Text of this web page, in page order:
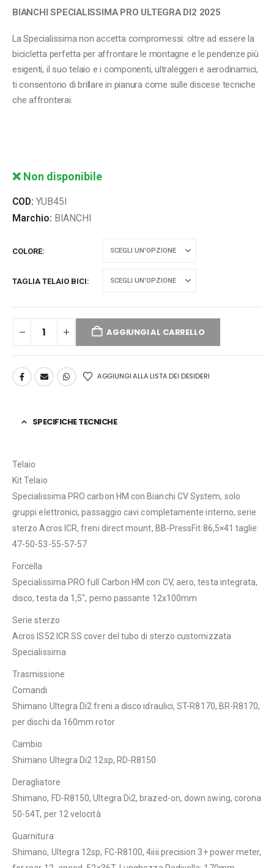
BIANCHI SPECIALISSIMA PRO ULTEGRA DI2 2025
La Specialissima non accetta compromessi: oltre ad essere la
bicicletta perfetta per affrontare le montagne e le pendenze più
esigenti, il suo telaio e i componenti, ultraleggeri e aerodinamici,
ti consentono di brillare in pianura come sulle discese tecniche
che affronterai.
❌ Non disponibile
COD: YUB45I
Marchio: BIANCHI
COLORE
TAGLIA TELAIO BICI
AGGIUNGI AL CARRELLO
AGGIUNGI ALLA LISTA DEI DESIDERI
SPECIFICHE TECNICHE
Telaio
Kit Telaio
Specialissima PRO carbon HM con Bianchi CV System, solo
gruppi elettronici, passaggio cavi completamente interno, serie
sterzo Acros ICR, freni direct mount, BB-PressFit 86,5×41 taglie:
47-50-53-55-57-57
Forcella
Specialissima PRO full Carbon HM con CV, aero, testa integrata,
disco, testa da 1,5″, perno passante 12x100mm
Serie sterzo
Acros IS52 ICR SS cover del tubo di sterzo customizzata
Specialissima
Trasmissione
Comandi
Shimano Ultegra Di2 freni a disco idraulici, ST-R8170, BR-R8170,
per dischi da 160mm rotor
Cambio
Shimano Ultegra Di2 12sp, RD-R8150
Deragliatore
Shimano, FD-R8150, Ultegra Di2, brazed-on, down swing, corona
50-54T, per 12 velocità
Guarnitura
Shimano, Ultegra 12sp, FC-R8100, 4iiii precision 3+ power meter,